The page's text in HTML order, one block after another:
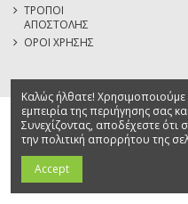
ΤΡΟΠΟΙ
ΑΠΟΣΤΟΛΗΣ
ΟΡΟΙ ΧΡΗΣΗΣ
Καλώς ήλθατε!
εμπειρία της περιήγησης σας
Συνεχίζοντας, αποδέχεστε ότι
την πολιτική απορρήτου της
Accept